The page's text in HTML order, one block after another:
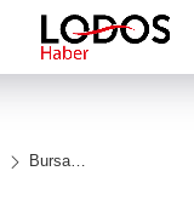
Bursa